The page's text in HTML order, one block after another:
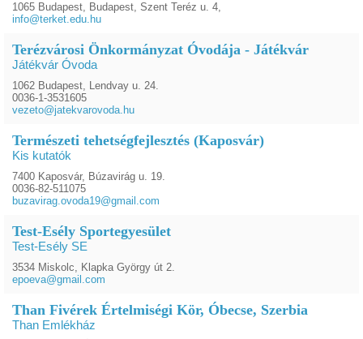
1065 Budapest, Budapest, Szent Teréz u. 4,
info@terket.edu.hu
Terézvárosi Önkormányzat Óvodája - Játékvár
Játékvár Óvoda
1062 Budapest, Lendvay u. 24.
0036-1-3531605
vezeto@jatekvarovoda.hu
Természeti tehetségfejlesztés (Kaposvár)
Kis kutatók
7400 Kaposvár, Búzavirág u. 19.
0036-82-511075
buzavirag.ovoda19@gmail.com
Test-Esély Sportegyesület
Test-Esély SE
3534 Miskolc, Klapka György út 2.
epoeva@gmail.com
Than Fivérek Értelmiségi Kör, Óbecse, Szerbia
Than Emlékház